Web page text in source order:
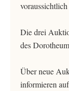
Die drei
des
Über neue
informieren